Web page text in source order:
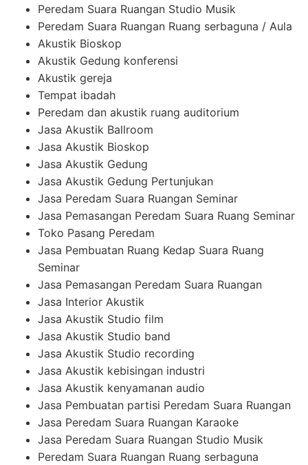
Peredam Suara Ruangan Studio Musik
Peredam Suara Ruangan Ruang serbaguna / Aula
Akustik Bioskop
Akustik Gedung konferensi
Akustik gereja
Tempat ibadah
Peredam dan akustik ruang auditorium
Jasa Akustik Ballroom
Jasa Akustik Bioskop
Jasa Akustik Gedung
Jasa Akustik Gedung Pertunjukan
Jasa Peredam Suara Ruangan Seminar
Jasa Pemasangan Peredam Suara Ruang Seminar
Toko Pasang Peredam
Jasa Pembuatan Ruang Kedap Suara Ruang
Seminar
Jasa Pemasangan Peredam Suara Ruangan
Jasa Interior Akustik
Jasa Akustik Studio film
Jasa Akustik Studio band
Jasa Akustik Studio recording
Jasa Akustik kebisingan industri
Jasa Akustik kenyamanan audio
Jasa Pembuatan partisi Peredam Suara Ruangan
Jasa Peredam Suara Ruangan Karaoke
Jasa Peredam Suara Ruangan Studio Musik
Peredam Suara Ruangan Ruang serbaguna